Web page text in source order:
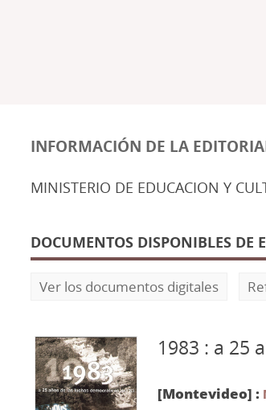
INFORMACIÓN DE LA
MINISTERIO DE EDUCACION Y
DOCUMENTOS DISPONIBLES DE
Ver los documentos digitales
1983 : a 25
[Montevideo] :